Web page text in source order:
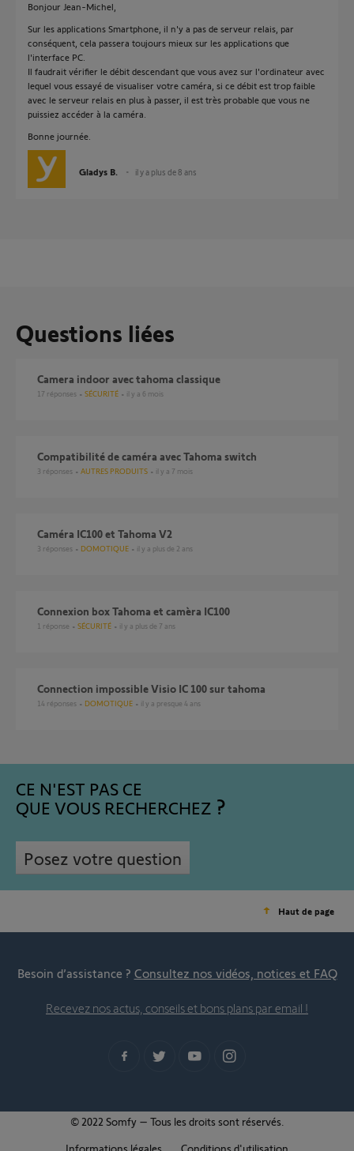
Bonjour Jean-Michel,
Sur les applications Smartphone, il n'y a pas de serveur relais, par
conséquent, cela passera toujours mieux sur les applications que
l'interface PC.
Il faudrait vérifier le débit descendant que vous avez sur l'ordinateur avec
lequel vous essayé de visualiser votre caméra, si ce débit est trop faible
avec le serveur relais en plus à passer, il est très probable que vous ne
puissiez accéder à la caméra.
Bonne journée.
Gladys B. il y a plus de 8 ans
Questions liées
Camera indoor avec tahoma classique
17 réponses SÉCURITÉ il y a 6 mois
compatibilité de caméra avec Tahoma switch
3 réponses AUTRES PRODUITS il y a 7 mois
Caméra IC100 et Tahoma V2
3 réponses DOMOTIQUE il y a plus de 2 ans
Connexion box Tahoma et camèra IC100
1 réponse SÉCURITÉ il y a plus de 7 ans
Connection impossible Visio IC 100 sur tahoma
14 réponses DOMOTIQUE il y a presque 4 ans
CE N'EST PAS CE
QUE VOUS RECHERCHEZ
Posez votre question
Haut de page
Besoin d’assistance ? Consultez nos vidéos, notices et FAQ
Recevez nos actus, conseils et bons plans par email !
© 2022 Somfy – Tous les droits sont réservés.
Informations légales
Conditions d'utilisation